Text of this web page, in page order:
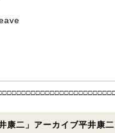
二」アーカイブ平井康二